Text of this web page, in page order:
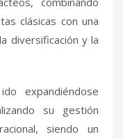
clásicas con una
diversificación y la
expandiéndose
su gestión
siendo un